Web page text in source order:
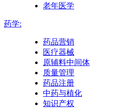
老年医学
药学:
药品营销
医疗器械
原辅料中间体
质量管理
药品注册
中药与植化
知识产权